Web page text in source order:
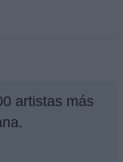
artistas más